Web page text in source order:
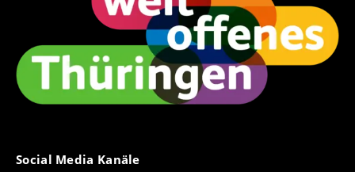
Social Media Kanäle